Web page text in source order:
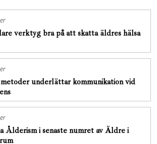
verktyg bra på att skatta äldres hälsa
underlättar kommunikation vid
Ålderism i senaste numret av Äldre i